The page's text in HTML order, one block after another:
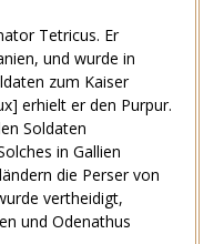
Tetricus. Er
und wurde in
zum Kaiser
erhielt er den Purpur.
Soldaten
in Gallien
die Perser von
vertheidigt,
und Odenathus